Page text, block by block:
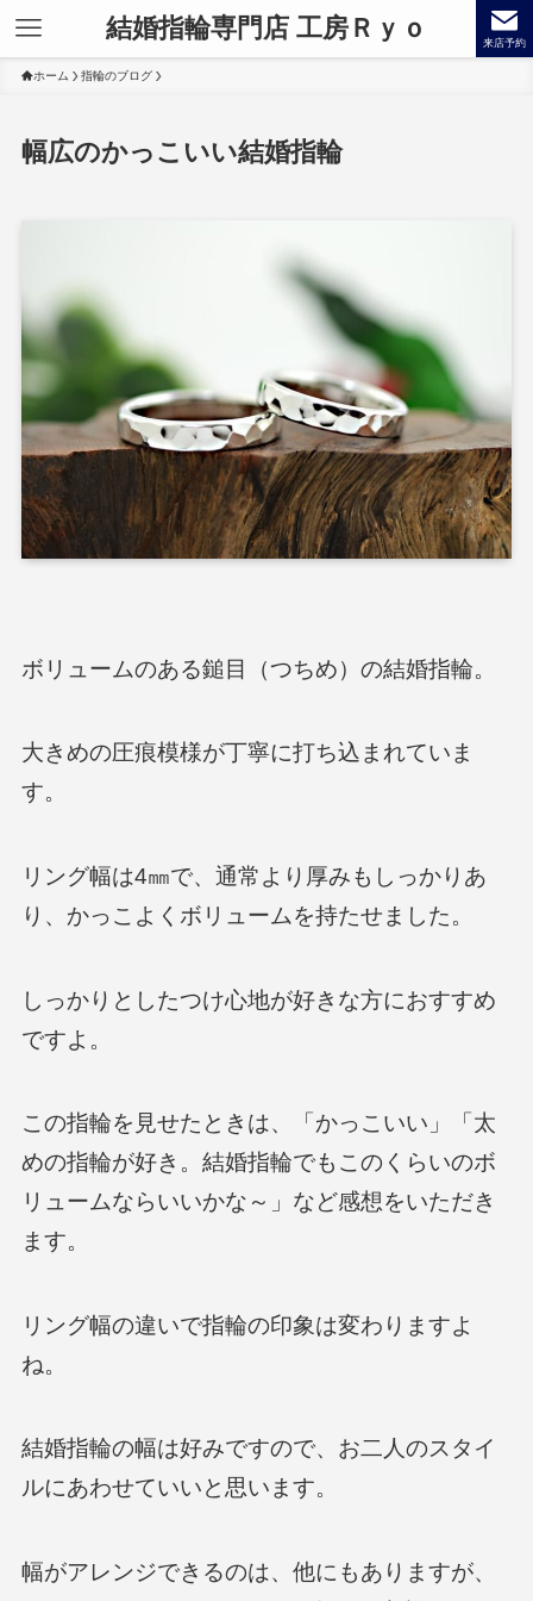
結婚指輪専門店 工房Ｒｙｏ 来店予約
ホーム 指輪のブログ
幅広のかっこいい結婚指輪
ボリュームのある鎚目（つちめ）の結婚指輪。
大きめの圧痕模様が丁寧に打ち込まれていま
す。
リング幅は4㎜で、通常より厚みもしっかりあ
り、かっこよくボリュームを持たせました。
しっかりとしたつけ心地が好きな方におすすめ
ですよ。
この指輪を見せたときは、「かっこいい」「太
めの指輪が好き。結婚指輪でもこのくらいのボ
リュームならいいかな～」など感想をいただき
ます。
リング幅の違いで指輪の印象は変わりますよ
ね。
結婚指輪の幅は好みですので、お二人のスタイ
ルにあわせていいと思います。
幅がアレンジできるのは、他にもありますが、